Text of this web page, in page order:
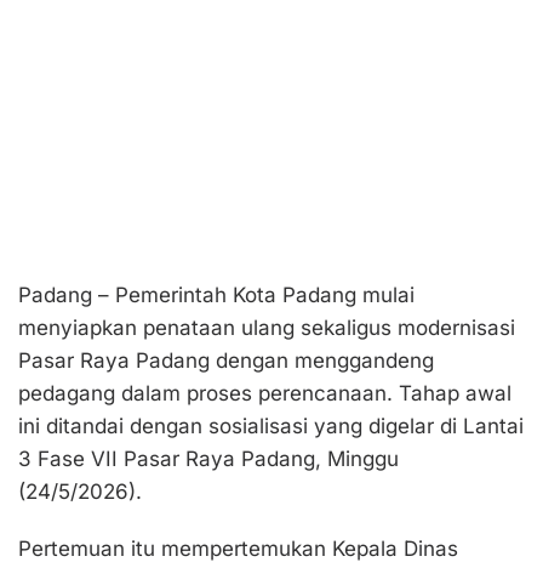
Padang – Pemerintah Kota Padang mulai
menyiapkan penataan ulang sekaligus modernisasi
Pasar Raya Padang dengan menggandeng
pedagang dalam proses perencanaan. Tahap awal
ini ditandai dengan sosialisasi yang digelar di Lantai
3 Fase VII Pasar Raya Padang, Minggu
(24/5/2026).
Pertemuan itu mempertemukan Kepala Dinas